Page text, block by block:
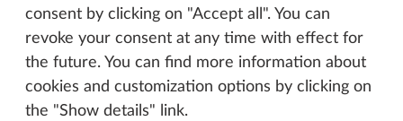
consent by clicking on "Accept all". You can
revoke your consent at any time with effect for
the future. You can find more information about
cookies and customization options by clicking on
the "Show details" link.